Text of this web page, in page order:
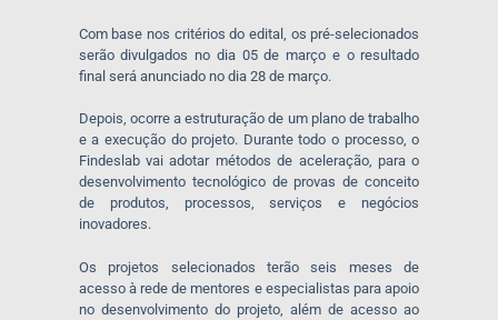
Com base nos critérios do edital, os pré-selecionados
serão divulgados no dia 05 de março e o resultado
final será anunciado no dia 28 de março.
Depois, ocorre a estruturação de um plano de trabalho
e a execução do projeto. Durante todo o processo, o
Findeslab vai adotar métodos de aceleração, para o
desenvolvimento tecnológico de provas de conceito
de produtos, processos, serviços e negócios
inovadores.
Os projetos selecionados terão seis meses de
acesso à rede de mentores e especialistas para apoio
no desenvolvimento do projeto, além de acesso ao